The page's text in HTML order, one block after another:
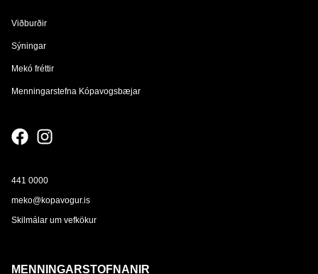
Viðburðir
Sýningar
Mekó fréttir
Menningarstefna Kópavogsbæjar
441 0000
meko@kopavogur.is
Skilmálar um vefkökur
MENNINGARSTOFNANIR